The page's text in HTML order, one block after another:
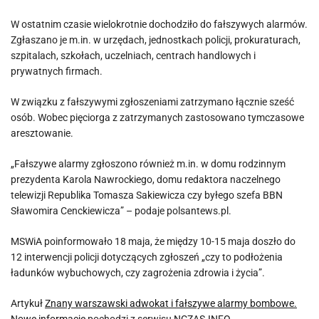
W ostatnim czasie wielokrotnie dochodziło do fałszywych alarmów.
Zgłaszano je m.in. w urzędach, jednostkach policji, prokuraturach,
szpitalach, szkołach, uczelniach, centrach handlowych i
prywatnych firmach.
W związku z fałszywymi zgłoszeniami zatrzymano łącznie sześć
osób. Wobec pięciorga z zatrzymanych zastosowano tymczasowe
aresztowanie.
„Fałszywe alarmy zgłoszono również m.in. w domu rodzinnym
prezydenta Karola Nawrockiego, domu redaktora naczelnego
telewizji Republika Tomasza Sakiewicza czy byłego szefa BBN
Sławomira Cenckiewicza” – podaje polsantews.pl.
MSWiA poinformowało 18 maja, że między 10-15 maja doszło do
12 interwencji policji dotyczących zgłoszeń „czy to podłożenia
ładunków wybuchowych, czy zagrożenia zdrowia i życia”.
ArtykułZnany warszawski adwokat i fałszywe alarmy bombowe.